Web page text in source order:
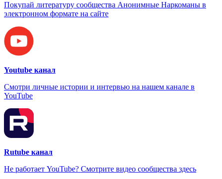
Покупай литературу сообщества Анонимные Наркоманы в
электронном формате на сайте
Youtube канал
Смотри личные истории и интервью на нашем канале в
YouTube
Rutube канал
Не работает YouTube? Смотрите видео сообщества здесь